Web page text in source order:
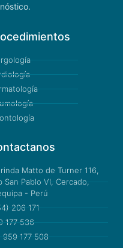
Matto de Turner 116,
San Pablo VI, Cercado,
- Perú
206 171
177 536
959 177 508